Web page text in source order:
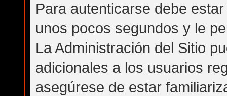
Para autenticarse debe
unos pocos segundos y le
La Administración del Sitio
adicionales a los usuarios
asegúrese de estar